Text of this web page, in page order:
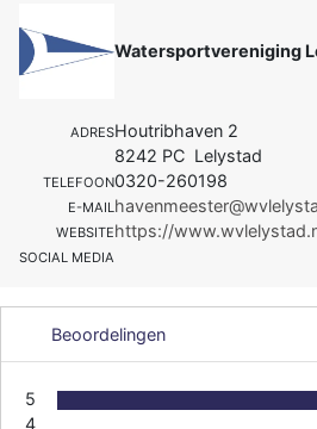
Watersportvereniging
ADRESHoutribhaven 2
8242 PC Lelystad
TELEFOON0320-260198
E-MAIL
WEBSITEhttps://
SOCIAL MEDIA
Beoordelingen
5
4